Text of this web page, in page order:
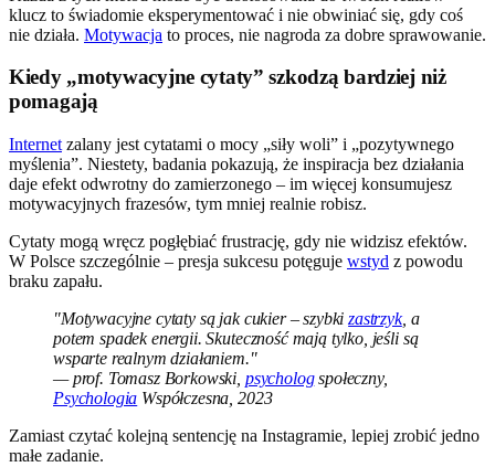
klucz to świadomie eksperymentować i nie obwiniać się, gdy coś
nie działa. Motywacja to proces, nie nagroda za dobre sprawowanie.
Kiedy „motywacyjne cytaty” szkodzą bardziej niż
pomagają
Internet zalany jest cytatami o mocy „siły woli” i „pozytywnego
myślenia”. Niestety, badania pokazują, że inspiracja bez działania
daje efekt odwrotny do zamierzonego – im więcej konsumujesz
motywacyjnych frazesów, tym mniej realnie robisz.
Cytaty mogą wręcz pogłębiać frustrację, gdy nie widzisz efektów.
W Polsce szczególnie – presja sukcesu potęguje wstyd z powodu
braku zapału.
"Motywacyjne cytaty są jak cukier – szybkizastrzyk, a
potem spadek energii. Skuteczność mają tylko, jeśli są
wsparte realnym działaniem."
— prof. Tomasz Borkowski, psychologspołeczny,
Psychologia Współczesna, 2023
Zamiast czytać kolejną sentencję na Instagramie, lepiej zrobić jedno
małe zadanie.